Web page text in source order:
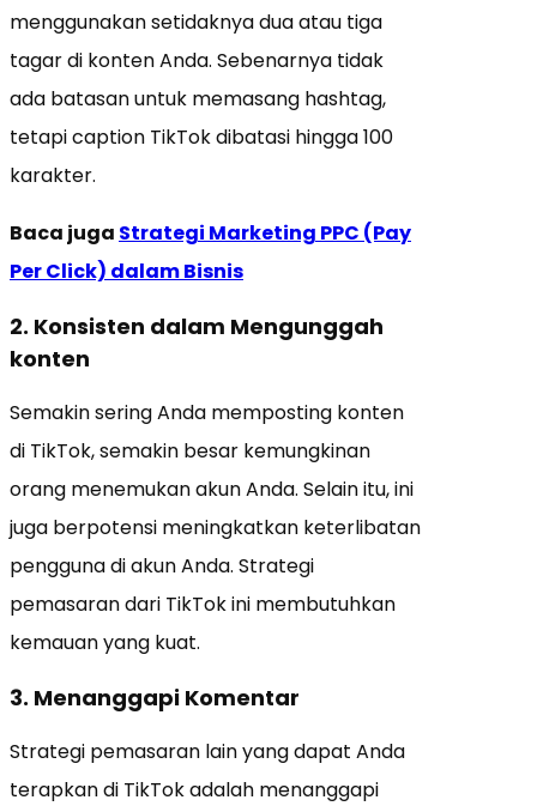
menggunakan setidaknya dua atau tiga
tagar di konten Anda. Sebenarnya tidak
ada batasan untuk memasang hashtag,
tetapi caption TikTok dibatasi hingga 100
karakter.
Baca juga Strategi Marketing PPC (Pay
Per Click) dalam Bisnis
2. Konsisten dalam Mengunggah
konten
Semakin sering Anda memposting konten
di TikTok, semakin besar kemungkinan
orang menemukan akun Anda. Selain itu, ini
juga berpotensi meningkatkan keterlibatan
pengguna di akun Anda. Strategi
pemasaran dari TikTok ini membutuhkan
kemauan yang kuat.
3. Menanggapi Komentar
Strategi pemasaran lain yang dapat Anda
terapkan di TikTok adalah menanggapi